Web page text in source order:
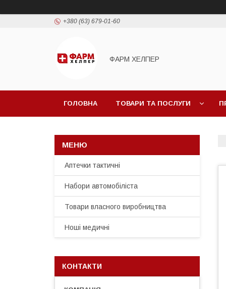
+380 (63) 679-01-60
ФАРМ ХЕЛПЕР
ГОЛОВНА ТОВАРИ ТА ПОСЛУГИ
Аптечки тактичні
Набори автомобіліста
Товари власного виробництва
Ноші медичні
КОНТАКТИ